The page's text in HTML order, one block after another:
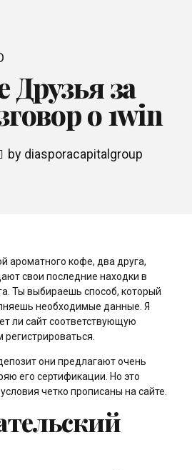
Друзья за
о 1win
by diasporacapitalgroup
ароматного кофе, два друга,
свои последние находки в
Ты выбираешь способ, который
необходимые данные. Я
ли сайт соответствующую
они предлагают очень
его сертификации. Но это
четко прописаны на сайте.